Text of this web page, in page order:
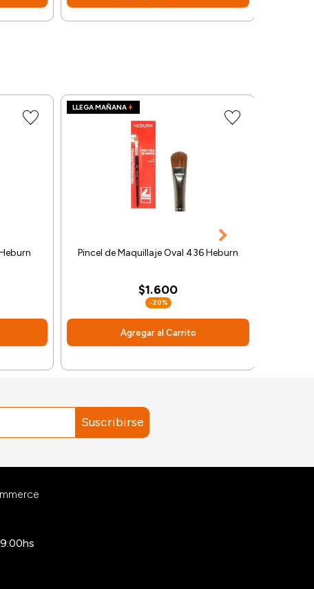
LLEGA MAÑANA
Pincel de Maquillaje Oval 436 Heburn
$1.600
-20%
Agregar al Carrito
Suscribirse